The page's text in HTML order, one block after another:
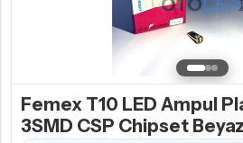
Femex T10 LED Ampul
3SMD CSP Chipset Beyaz